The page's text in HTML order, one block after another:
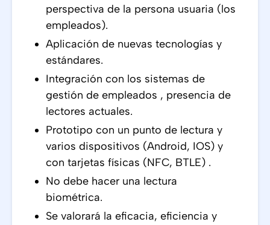
perspectiva de la persona usuaria (los
empleados).
Aplicación de nuevas tecnologías y
estándares.
Integración con los sistemas de
gestión de empleados , presencia de
lectores actuales.
Prototipo con un punto de lectura y
varios dispositivos (Android, IOS) y
con tarjetas físicas (NFC, BTLE) .
No debe hacer una lectura
biométrica.
Se valorará la eficacia, eficiencia y